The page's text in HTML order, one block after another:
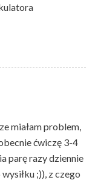
miałam problem,
ćwiczę 3-4
parę razy dziennie
;)), z czego